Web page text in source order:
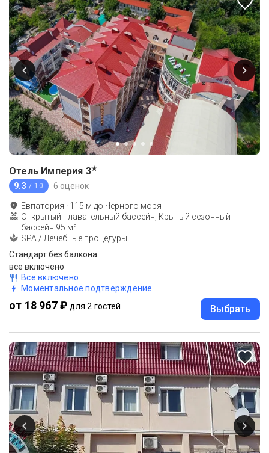
Отель Империя 3★
9.3 / 10 6 оценок
Евпатория · 115 м до Черного моря
Открытый плавательный бассейн, Крытый сезонный
бассейн 95 м²
SPA / Лечебные процедуры
Стандарт без балкона
все включено
Все включено
Моментальное подтверждение
от 18 967 ₽ для 2 гостей Выбрать